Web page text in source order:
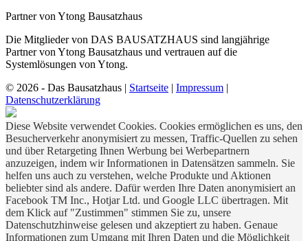
Partner von Ytong Bausatzhaus
Die Mitglieder von DAS BAUSATZHAUS sind langjährige
Partner von Ytong Bausatzhaus und vertrauen auf die
Systemlösungen von Ytong.
© 2026 - Das Bausatzhaus | Startseite | Impressum |
Datenschutzerklärung
Diese Website verwendet Cookies. Cookies ermöglichen es uns, den
Besucherverkehr anonymisiert zu messen, Traffic-Quellen zu sehen
und über Retargeting Ihnen Werbung bei Werbepartnern
anzuzeigen, indem wir Informationen in Datensätzen sammeln. Sie
helfen uns auch zu verstehen, welche Produkte und Aktionen
beliebter sind als andere. Dafür werden Ihre Daten anonymisiert an
Facebook TM Inc., Hotjar Ltd. und Google LLC übertragen. Mit
dem Klick auf "Zustimmen" stimmen Sie zu, unsere
Datenschutzhinweise gelesen und akzeptiert zu haben. Genaue
Informationen zum Umgang mit Ihren Daten und die Möglichkeit